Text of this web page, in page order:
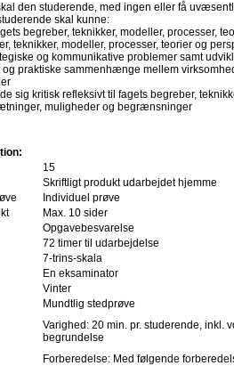
den studerende, med ingen eller få
skal kunne:
begreber, teknikker, modeller, processer,
teknikker, modeller, processer, teorier og
og kommunikative problemer samt
og praktiske sammenhænge mellem
sig kritisk refleksivt til fagets begreber,
muligheder og begrænsninger
15
Skriftligt produkt udarbejdet hjemme
Individuel prøve
Max. 10 sider
Opgavebesvarelse
72 timer til udarbejdelse
7-trins-skala
En eksaminator
Vinter
Mundtlig stedprøve
Varighed: 20 min. pr. studerende, inkl.
begrundelse
Forberedelse: Med følgende